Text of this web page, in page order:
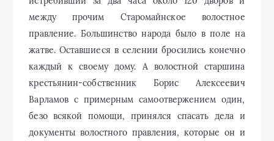
между прочим Старомайнское волостное
правление. Большинство народа было в поле на
жатве. Оставшиеся в селении бросились конечно
каждый к своему дому. А волостной старшина
крестьянин-собственник Борис Алексеевич
Варламов с примерным самоотвержением один,
безо всякой помощи, принялся спасать дела и
документы волостного правления, которые он и